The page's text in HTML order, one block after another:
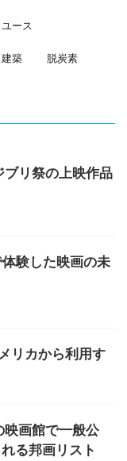
ユース
建築 脱炭素
リ祭の上映作品
験した映画の未
リカから利用す
画館で一般公
る邦画リスト